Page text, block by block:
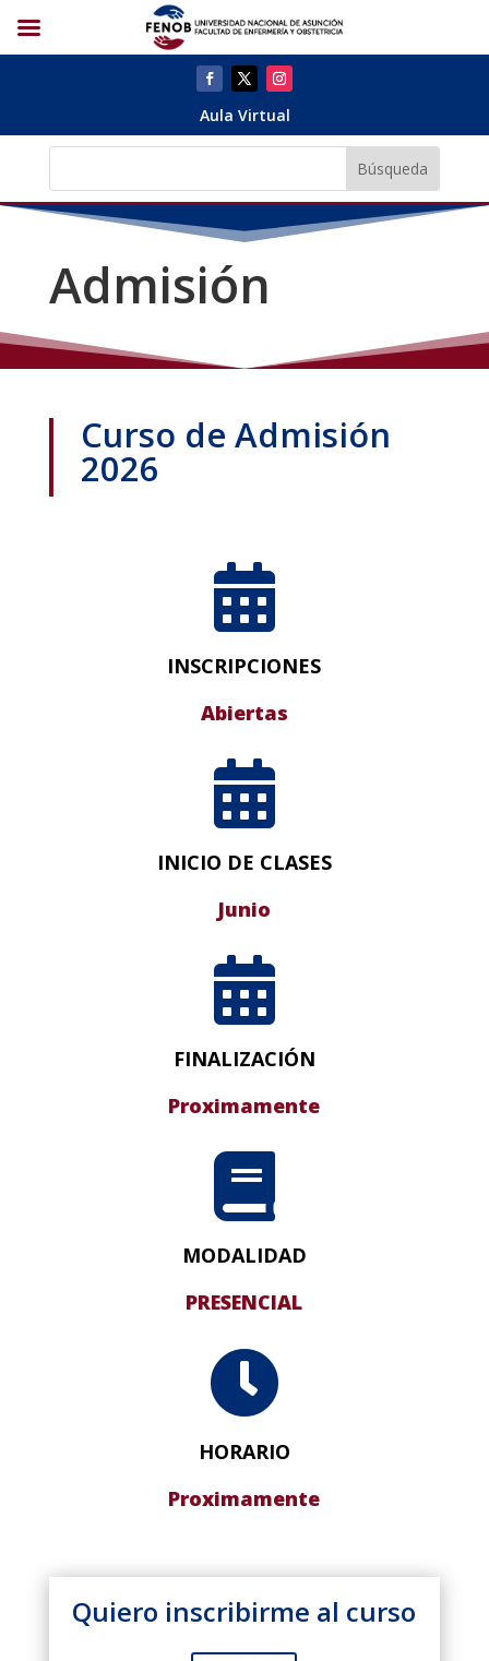
Aula Virtual
Admisión
Curso de Admisión
2026

INSCRIPCIONES
Abiertas

INICIO DE CLASES
Junio

FINALIZACIÓN
Proximamente

MODALIDAD
PRESENCIAL

HORARIO
Proximamente
Quiero inscribirme al curso